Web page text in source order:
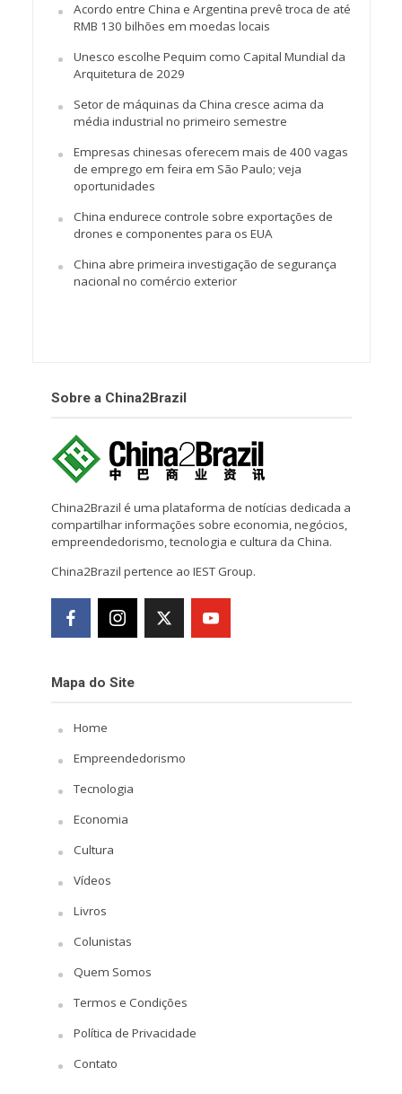
Acordo entre China e Argentina prevê troca de até
RMB 130 bilhões em moedas locais
Unesco escolhe Pequim como Capital Mundial da
Arquitetura de 2029
Setor de máquinas da China cresce acima da
média industrial no primeiro semestre
Empresas chinesas oferecem mais de 400 vagas
de emprego em feira em São Paulo; veja
oportunidades
China endurece controle sobre exportações de
drones e componentes para os EUA
China abre primeira investigação de segurança
nacional no comércio exterior
Sobre a China2Brazil
China2Brazil é uma plataforma de notícias dedicada a
compartilhar informações sobre economia, negócios,
empreendedorismo, tecnologia e cultura da China.
China2Brazil pertence ao IEST Group.
Mapa do Site
Home
Empreendedorismo
Tecnologia
Economia
Cultura
Vídeos
Livros
Colunistas
Quem Somos
Termos e Condições
Política de Privacidade
Contato